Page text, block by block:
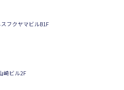
クヤマビルB1F
ビル2F